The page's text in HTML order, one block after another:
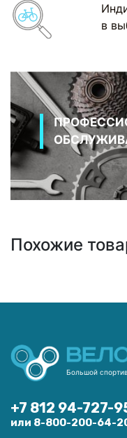
в
Похожие
Большой
+7 812 94-727-
или 8-800-200-64-